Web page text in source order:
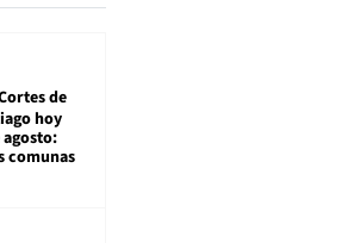
de
hoy
agosto:
comunas